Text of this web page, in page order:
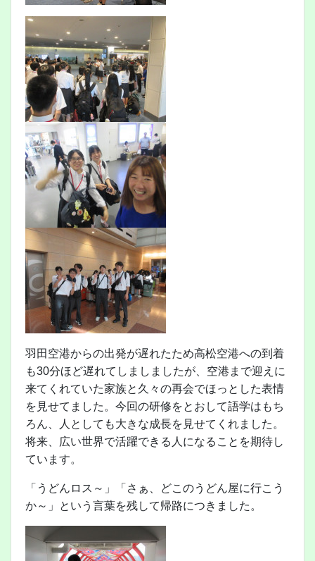
羽田空港からの出発が遅れたため高松空港への到着
も30分ほど遅れてしましましたが、空港まで迎えに
来てくれていた家族と久々の再会でほっとした表情
を見せてました。今回の研修をとおして語学はもち
ろん、人としても大きな成長を見せてくれました。
将来、広い世界で活躍できる人になることを期待し
ています。
「うどんロス～」「さぁ、どこのうどん屋に行こう
か～」という言葉を残して帰路につきました。